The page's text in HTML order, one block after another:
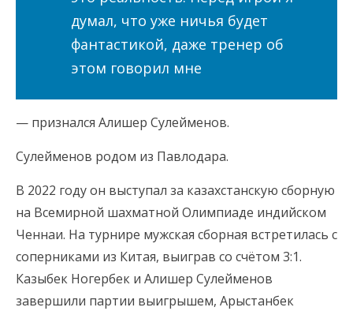
думал, что уже ничья будет
фантастикой, даже тренер об
этом говорил мне
— признался Алишер Сулейменов.
Сулейменов родом из Павлодара.
В 2022 году он выступал за казахстанскую сборную
на Всемирной шахматной Олимпиаде индийском
Ченнаи. На турнире мужская сборная встретилась с
соперниками из Китая, выиграв со счётом 3:1.
Казыбек Ногербек и Алишер Сулейменов
завершили партии выигрышем, Арыстанбек